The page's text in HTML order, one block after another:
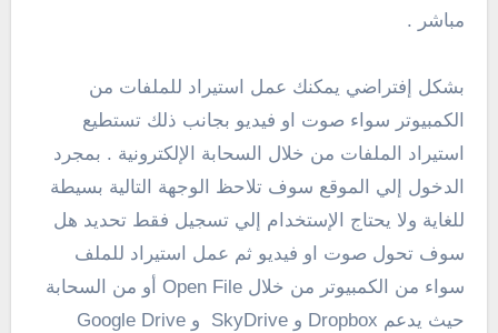
مباشر .
بشكل إفتراضي يمكنك عمل استيراد للملفات من
الكمبيوتر سواء صوت او فيديو بجانب ذلك تستطيع
استيراد الملفات من خلال السحابة الإلكترونية . بمجرد
الدخول إلي الموقع سوف تلاحظ الوجهة التالية بسيطة
للغاية ولا يحتاج الإستخدام إلي تسجيل فقط تحديد هل
سوف تحول صوت او فيديو ثم عمل استيراد للملف
سواء من الكمبيوتر من خلال Open File أو من السحابة
حيث يدعم Dropbox و SkyDrive و Google Drive